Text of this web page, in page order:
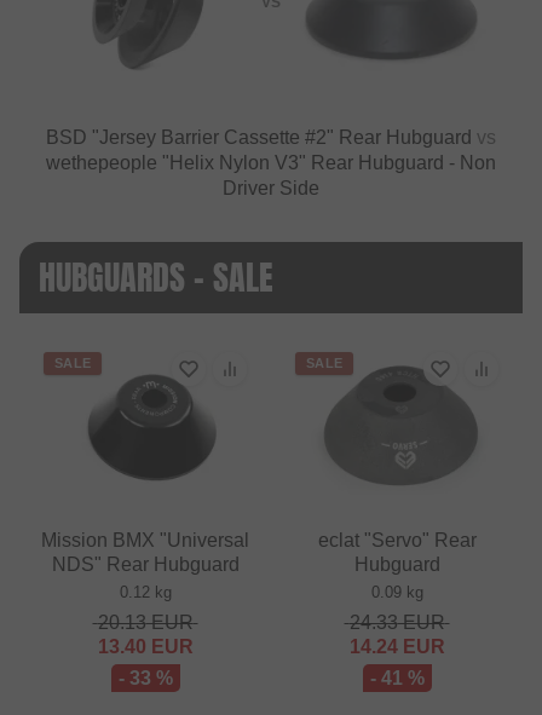
BSD "Jersey Barrier Cassette #2" Rear Hubguard vs
wethepeople "Helix Nylon V3" Rear Hubguard - Non
Driver Side
HUBGUARDS - SALE
SALE
Mission BMX "Universal
NDS" Rear Hubguard
0.12 kg
20.13EUR
13.40 EUR
- 33 %
SALE
eclat "Servo" Rear
Hubguard
0.09 kg
24.33EUR
14.24EUR
- 41 %